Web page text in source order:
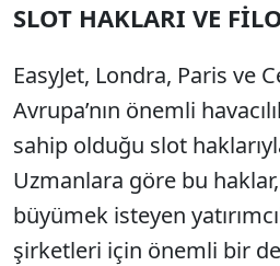
SLOT HAKLARI VE
EasyJet, Londra, Paris ve
Avrupa’nın önemli
sahip olduğu slot
Uzmanlara göre bu
büyümek isteyen
şirketleri için önemli bir